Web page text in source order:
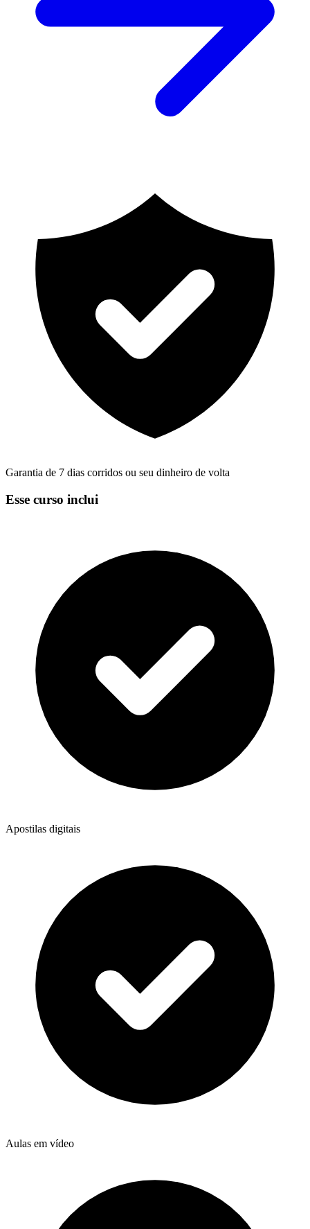
Garantia de 7 dias corridos ou seu dinheiro de volta
Esse curso inclui
Apostilas digitais
Aulas em vídeo